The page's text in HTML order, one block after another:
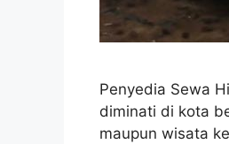
Penyedia Sewa
diminati di kota
maupun wisata